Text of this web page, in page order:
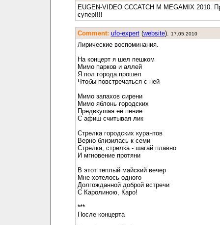
EUGEN-VIDEO CCCATCH M MEGAMIX 2010.
супер!!!!
Comment: ufo-expert(website). 17.05.2010
Лирические воспоминания.
На концерт я шел пешком
Мимо парков и аллей
Я пол города прошел
Чтобы повстречаться с ней
Мимо запахов сирени
Мимо яблонь городских
Предвкушая её пение
С афиш считывая лик
Стрелка городских курантов
Верно близилась к семи
Стрелка, стрелка - шагай плавно
И мгновение протяни
В этот теплый майский вечер
Мне хотелось одного
Долгожданной доброй встречи
С Каролиною, Каро!
***
После концерта